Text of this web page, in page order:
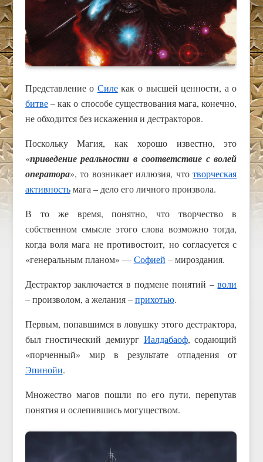
Представление о Силекак о высшей ценности, а о
битве– как о способе существования мага, конечно,
не обходится без искажения и дестракторов.
Поскольку Магия, как хорошо известно, это
«приведение реальности в соответствие с волей
оператора», то возникает иллюзия, чтотворческая
активностьмага – дело его личного произвола.
В то же время, понятно, что творчество в
собственном смысле этого слова возможно тогда,
когда воля мага не противостоит, но согласуется с
«генеральным планом» —Софией – мироздания.
Дестрактор заключается в подмене понятий –воли
– произволом, а желания –прихотью.
Первым, попавшимся в ловушку этого дестрактора,
был гностический демиург Иалдабаоф, содающий
«порченный» мир в результате отпадения от
Эпинойи.
Множество магов пошли по его пути, перепутав
понятия и ослепившись могуществом.